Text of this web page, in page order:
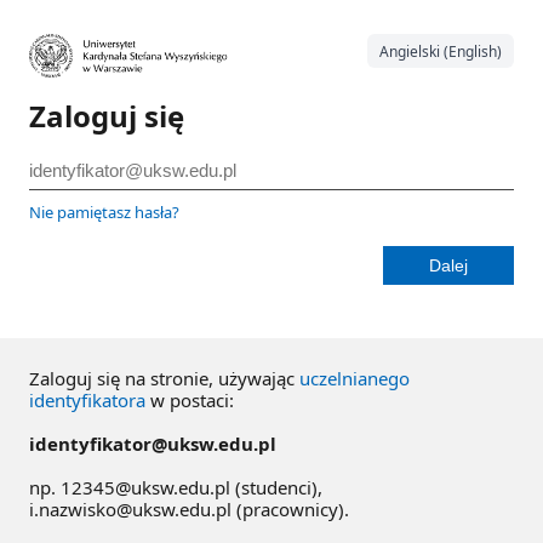
Angielski (English)
Zaloguj się
Nie pamiętasz hasła?
Zaloguj się na stronie, używając uczelnianego
identyfikatora w postaci:
identyfikator@uksw.edu.pl
np. 12345@uksw.edu.pl (studenci),
i.nazwisko@uksw.edu.pl (pracownicy).